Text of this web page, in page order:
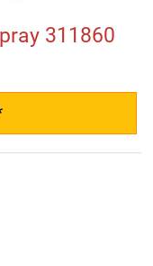
311860